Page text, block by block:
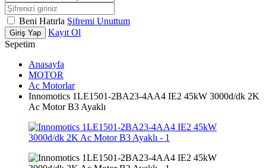
Beni Hatırla Şifremi Unuttum
Giriş Yap
Kayıt Ol
Sepetim
Anasayfa
MOTOR
Ac Motorlar
Innomotics 1LE1501-2BA23-4AA4 IE2 45kW 3000d/dk 2K
Ac Motor B3 Ayaklı